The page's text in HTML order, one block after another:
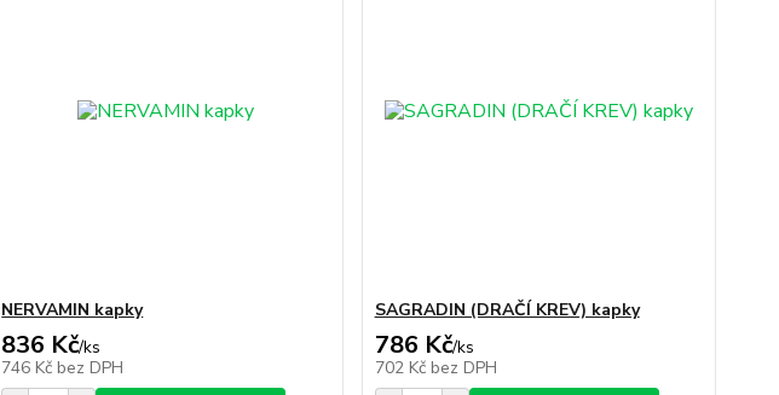
NERVAMIN kapky
836 Kč/ks
746 Kč bez DPH
SAGRADIN (DRAČÍ KREV) kapky
786 Kč/ks
702 Kč bez DPH